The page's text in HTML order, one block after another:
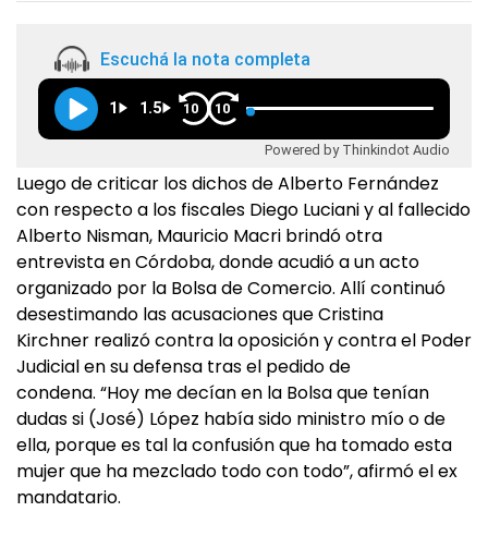
Escuchá la nota completa
1 1.5 10 10
Powered by Thinkindot Audio
Luego de criticar los dichos de Alberto Fernández
con respecto a los fiscales Diego Luciani y al fallecido
Alberto Nisman, Mauricio Macri brindó otra
entrevista en Córdoba, donde acudió a un acto
organizado por la Bolsa de Comercio. Allí continuó
desestimando las acusaciones que Cristina
Kirchner realizó contra la oposición y contra el Poder
Judicial en su defensa tras el pedido de
condena. “Hoy me decían en la Bolsa que tenían
dudas si (José) López había sido ministro mío o de
ella, porque es tal la confusión que ha tomado esta
mujer que ha mezclado todo con todo”, afirmó el ex
mandatario.